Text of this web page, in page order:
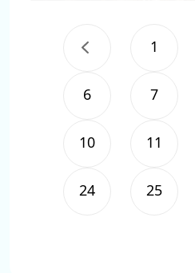
1
6 7
10 11
24 25